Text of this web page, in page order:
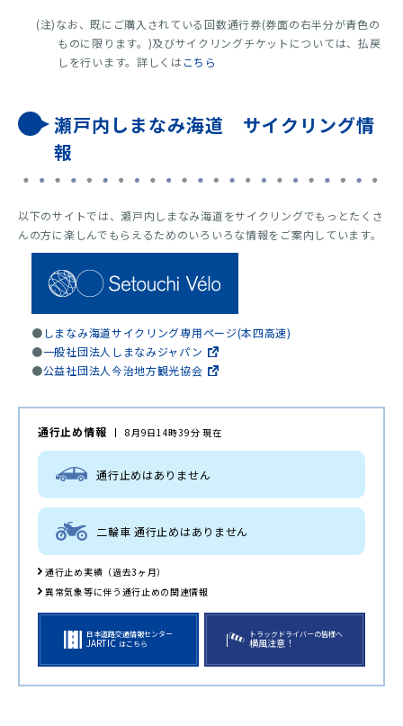
(注)なお、既にご購入されている回数通行券(券面の右半分が青色の
ものに限ります。)及びサイクリングチケットについては、払戻
しを行います。詳しくは こちら
瀬戸内しまなみ海道 サイクリング情
報
以下のサイトでは、瀬戸内しまなみ海道をサイクリングでもっとたくさ
んの方に楽しんでもらえるためのいろいろな情報をご案内しています。
● しまなみ海道サイクリング専用ページ(本四高速)
●一般社団法人しまなみジャパン
●公益社団法人今治地方観光協会
通行止め情報 8月9日14時39分 現在
通行止めはありません
二輪車 通行止めはありません
通行止め実績（過去3ヶ月）
異常気象等に伴う通行止めの関連情報
日本道路交通情報センター
JARTIC はこちら
トラックドライバーの皆様へ
横風注意！